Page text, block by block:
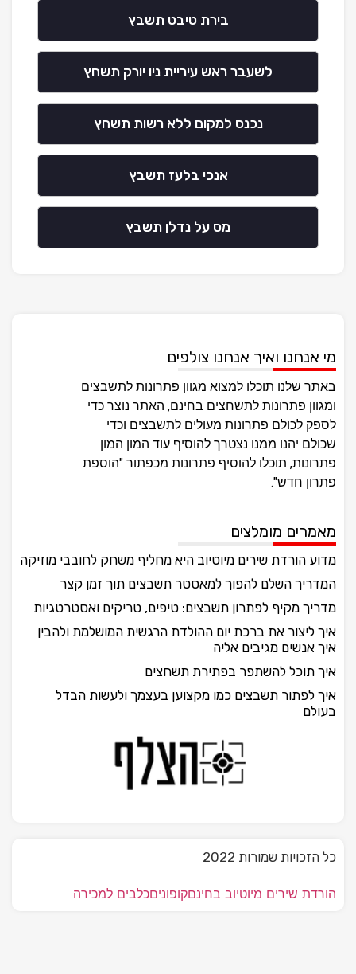
בירת טיבט תשבץ
לשעבר ראש עיריית ניו יורק תשחץ
נכנס למקום ללא רשות תשחץ
אנכי בלעז תשבץ
מס על נדלן תשבץ
מי אנחנו ואיך אנחנו צולפים
באתר שלנו תוכלו למצוא מגוון פתרונות לתשבצים
ומגוון פתרונות לתשחצים בחינם, האתר נוצר כדי
לספק לכולם פתרונות מעולים לתשבצים וכדי
שכולם יהנו ממנו נצטרך להוסיף עוד המון המון
פתרונות, תוכלו להוסיף פתרונות מכפתור "הוספת
פתרון חדש".
מאמרים מומלצים
מדוע הורדת שירים מיוטיוב היא מחליף משחק לחובבי מוזיקה
המדריך השלם להפוך למאסטר תשבצים תוך זמן קצר
מדריך מקיף לפתרון תשבצים: טיפים, טריקים ואסטרטגיות
איך ליצור את ברכת יום ההולדת הרגשית המושלמת ולהבין
איך אנשים מגיבים אליה
איך תוכל להשתפר בפתירת תשחצים
איך לפתור תשבצים כמו מקצוען בעצמך ולעשות הבדל
בעולם
כל הזכויות שמורות 2022
הורדת שירים מיוטיוב בחינםקופוניםכלבים למכירה